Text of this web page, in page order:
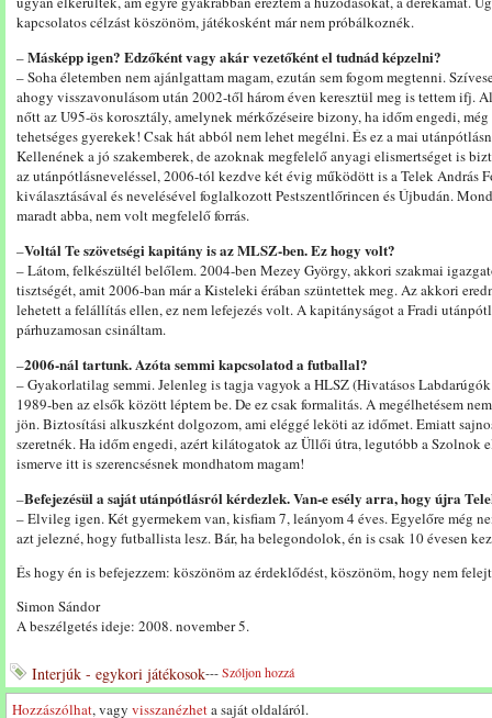
kapcsolatos célzást köszönöm, játékosként már nem próbálkoznék.
–Másképp igen? Edzőként vagy akár vezetőként el tudnád képzelni?
– Soha életemben nem ajánlgattam magam, ezután sem fogom megtenni.
ahogy visszavonulásom után 2002-től három éven keresztül meg is tettem ifj.
nőtt az U95-ös korosztály, amelynek mérkőzéseire bizony, ha időm engedi,
tehetséges gyerekek! Csak hát abból nem lehet megélni. És ez a mai
Kellenének a jó szakemberek, de azoknak megfelelő anyagi elismertséget is
az utánpótlásneveléssel, 2006-tól kezdve két évig működött is a Telek András
kiválasztásával és nevelésével foglalkozott Pestszentlőrincen és Újbudán.
maradt abba, nem volt megfelelő forrás.
–Voltál Te szövetségi kapitány is az MLSZ-ben. Ez hogy volt?
– Látom, felkészültél belőlem. 2004-ben Mezey György, akkori szakmai
tisztségét, amit 2006-ban már a Kisteleki érában szüntettek meg. Az akkori
lehetett a felállítás ellen, ez nem lefejezés volt. A kapitányságot a Fradi
párhuzamosan csináltam.
–2006-nál tartunk. Azóta semmi kapcsolatod a futballal?
– Gyakorlatilag semmi. Jelenleg is tagja vagyok a HLSZ (Hivatásos
1989-ben az elsők között léptem be. De ez csak formalitás. A megélhetésem
jön. Biztosítási alkuszként dolgozom, ami eléggé leköti az időmet. Emiatt
szeretnék. Ha időm engedi, azért kilátogatok az Üllői útra, legutóbb a Szolnok
ismerve itt is szerencsésnek mondhatom magam!
–Befejezésül a saját utánpótlásról kérdezlek. Van-e esély arra, hogy újra
– Elvileg igen. Két gyermekem van, kisfiam 7, leányom 4 éves. Egyelőre még
azt jelezné, hogy futballista lesz. Bár, ha belegondolok, én is csak 10 évesen
És hogy én is befejezzem: köszönöm az érdeklődést, köszönöm, hogy nem
Simon Sándor
A beszélgetés ideje: 2008. november 5.
Interjúk - egykori játékosok---Szóljon hozzá
Hozzászólhat, vagy visszanézheta saját oldaláról.